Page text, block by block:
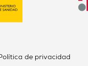
de privacidad